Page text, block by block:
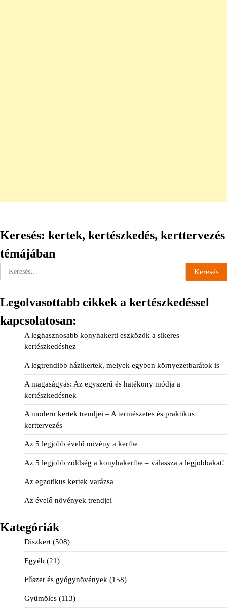
Keresés: kertek, kertészkedés, kerttervezés
témájában
Keresés:
Legolvasottabb cikkek a kertészkedéssel
kapcsolatosan:
A leghasznosabb konyhakerti eszközök a sikeres
kertészkedéshez
A legtrendibb házikertek, melyek egyben környezetbarátok is
A magaságyás: Az egyszerű és hatékony módja a
kertészkedésnek
A modern kertek trendjei – A természetes és praktikus
kerttervezés
Az 5 legjobb évelő növény a kertbe
Az 5 legjobb zöldség a konyhakertbe – válassza a legjobbakat!
Az egzotikus kertek varázsa
Az évelő növények trendjei
Kategóriák
Díszkert (508)
Egyéb (21)
Fűszer és gyógynövények (158)
Gyümölcs (113)